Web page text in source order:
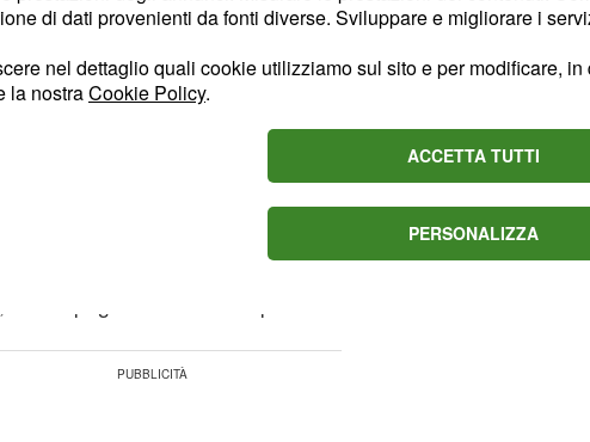
con 20 casi ogni 100 mila abitanti all'anno in
tra i giovani sotto i 14 anni.
dalle associazioni Giovani Italiani con il
di dati provenienti da fonti diverse. Sviluppare e migliorare i
nel dettaglio quali cookie utilizziamo sul sito e per modificare,
la nostraCookie Policy.
ACCETTA TUTTI
PERSONALIZZA